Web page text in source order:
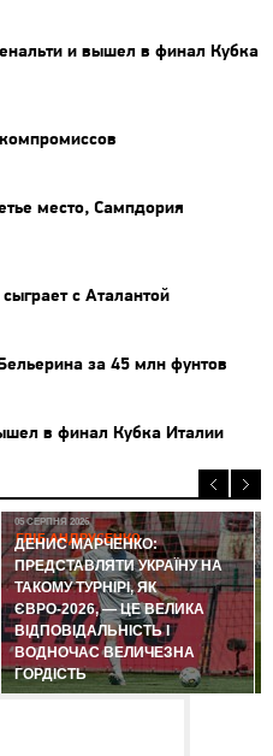
и вышел в финал Кубка
место, Сампдория
с Аталантой
за 45 млн фунтов
в финал Кубка Италии
ГЛІБ АНДРУСЕНКО
05 СЕРПНЯ 2026
ДЕНИС МАРЧЕНКО:
ПРЕДСТАВЛЯТИ УКРАЇНУ НА
ТАКОМУ ТУРНІРІ, ЯК
ЄВРО-2026, — ЦЕ ВЕЛИКА
ВІДПОВІДАЛЬНІСТЬ І
ВОДНОЧАС ВЕЛИЧЕЗНА
ГОРДІСТЬ